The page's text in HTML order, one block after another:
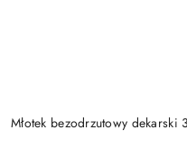
Młotek bezodrzutowy